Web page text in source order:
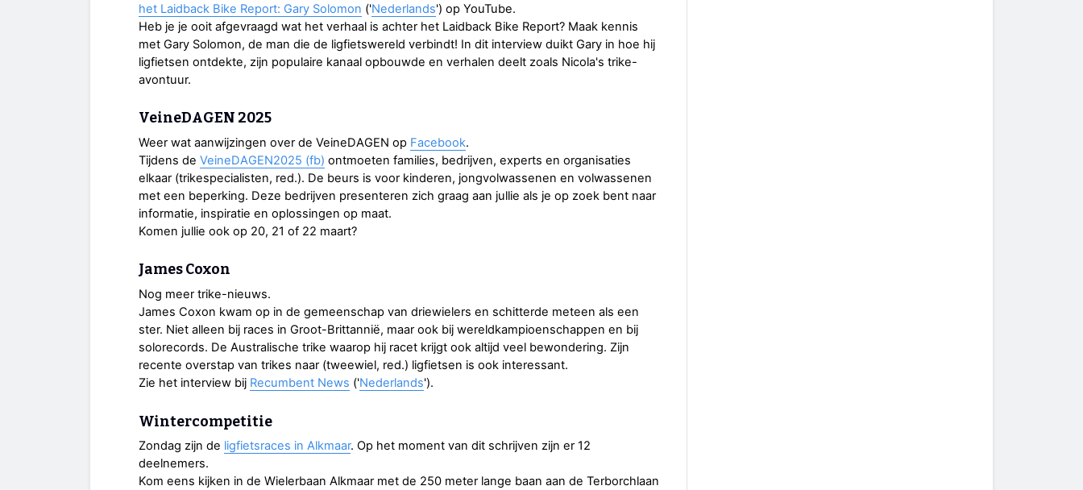
het Laidback Bike Report: Gary Solomon ('Nederlands') op YouTube.
Heb je je ooit afgevraagd wat het verhaal is achter het Laidback Bike Report? Maak kennis
met Gary Solomon, de man die de ligfietswereld verbindt! In dit interview duikt Gary in hoe hij
ligfietsen ontdekte, zijn populaire kanaal opbouwde en verhalen deelt zoals Nicola's trike-
avontuur.
VeineDAGEN 2025
Weer wat aanwijzingen over de VeineDAGEN op Facebook.
Tijdens de VeineDAGEN2025 (fb) ontmoeten families, bedrijven, experts en organisaties
elkaar (trikespecialisten, red.). De beurs is voor kinderen, jongvolwassenen en volwassenen
met een beperking. Deze bedrijven presenteren zich graag aan jullie als je op zoek bent naar
informatie, inspiratie en oplossingen op maat.
Komen jullie ook op 20, 21 of 22 maart?
James Coxon
Nog meer trike-nieuws.
James Coxon kwam op in de gemeenschap van driewielers en schitterde meteen als een
ster. Niet alleen bij races in Groot-Brittannië, maar ook bij wereldkampioenschappen en bij
solorecords. De Australische trike waarop hij racet krijgt ook altijd veel bewondering. Zijn
recente overstap van trikes naar (tweewiel, red.) ligfietsen is ook interessant.
Zie het interview bij Recumbent News ('Nederlands').
Wintercompetitie
Zondag zijn de ligfietsraces in Alkmaar. Op het moment van dit schrijven zijn er 12
deelnemers.
Kom eens kijken in de Wielerbaan Alkmaar met de 250 meter lange baan aan de Terborchlaan